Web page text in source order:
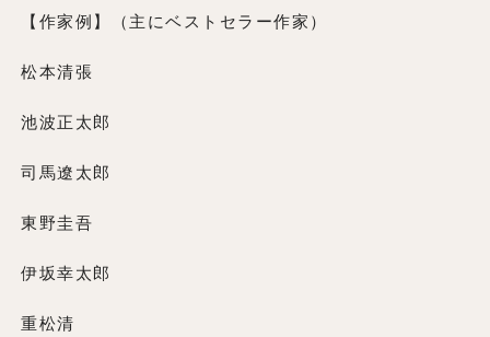
【作家例】（主にベストセラー作家）
松本清張
池波正太郎
司馬遼太郎
東野圭吾
伊坂幸太郎
重松清